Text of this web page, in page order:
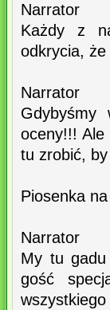
Narrator
Każdy z
odkrycia,
Narrator
oceny!!! Ale
tu zrobić,
Piosenka
Narrator
My tu gadu
gość